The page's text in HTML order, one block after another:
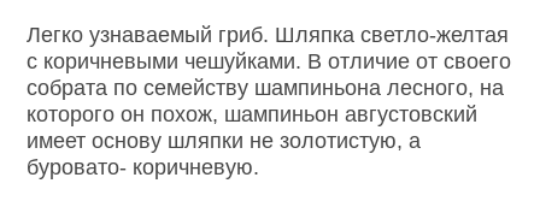
Легко узнаваемый гриб. Шляпка светло-желтая
с коричневыми чешуйками. В отличие от своего
собрата по семейству шампиньона лесного, на
которого он похож, шампиньон августовский
имеет основу шляпки не золотистую, а
буровато- коричневую.